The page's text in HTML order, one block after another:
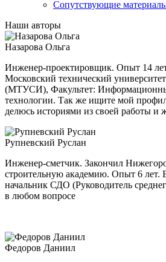
Сопутствующие
Наши авторы
Назарова Ольга
Инженер-проектировщик. Опыт 14
Московский технический
(МТУСИ), Факультет:
технологии. Так же ищите мой
делюсь историями из своей работы и
Рупневский Руслан
Инженер-сметчик. Закончил
строительную академию. Опыт 6
начальник СДО (Руководитель
в любом вопросе
Федоров Даниил